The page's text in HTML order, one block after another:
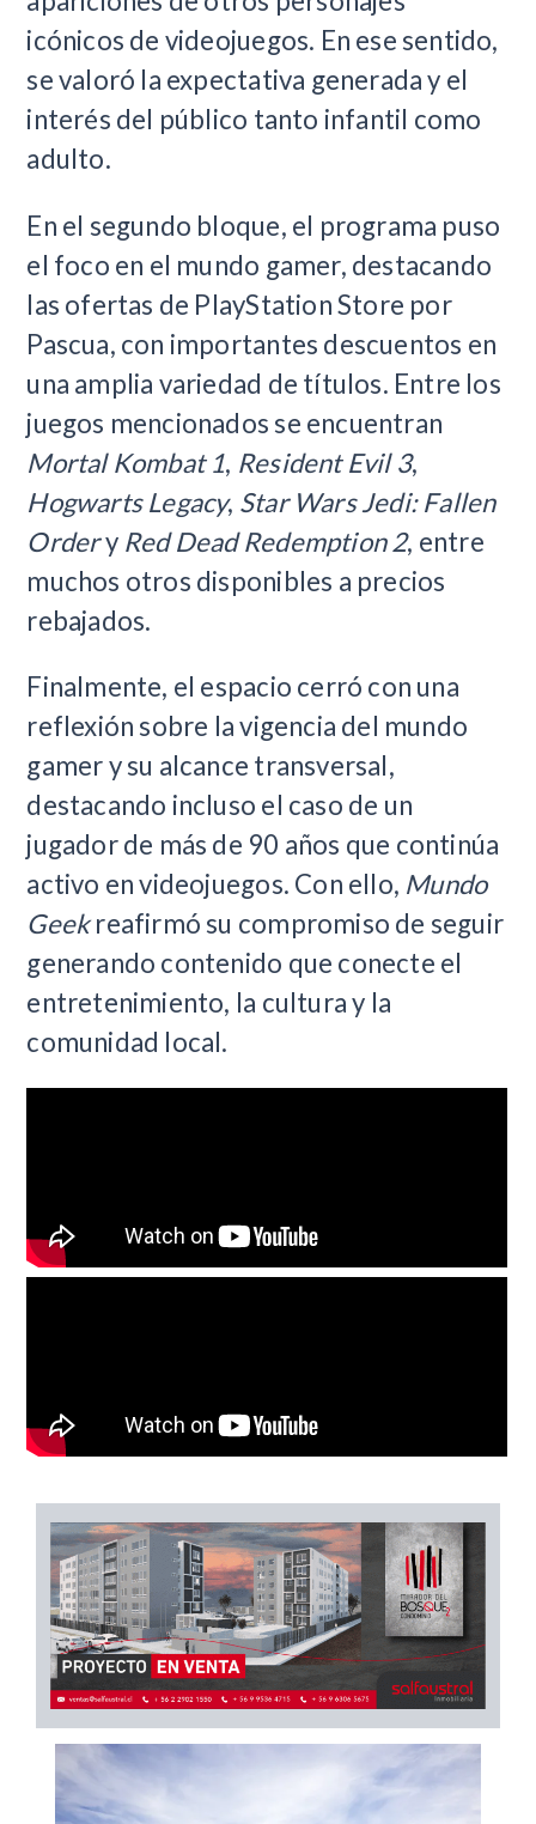
icónicos de videojuegos. En ese sentido,
se valoró la expectativa generada y el
interés del público tanto infantil como
adulto.
En el segundo bloque, el programa puso
el foco en el mundo gamer, destacando
las ofertas de PlayStation Store por
Pascua, con importantes descuentos en
una amplia variedad de títulos. Entre los
juegos mencionados se encuentran
Mortal Kombat 1, Resident Evil 3,
Hogwarts Legacy, Star Wars Jedi: Fallen
Ordery Red Dead Redemption 2, entre
muchos otros disponibles a precios
rebajados.
Finalmente, el espacio cerró con una
reflexión sobre la vigencia del mundo
gamer y su alcance transversal,
destacando incluso el caso de un
jugador de más de 90 años que continúa
activo en videojuegos. Con ello, Mundo
Geekreafirmó su compromiso de seguir
generando contenido que conecte el
entretenimiento, la cultura y la
comunidad local.